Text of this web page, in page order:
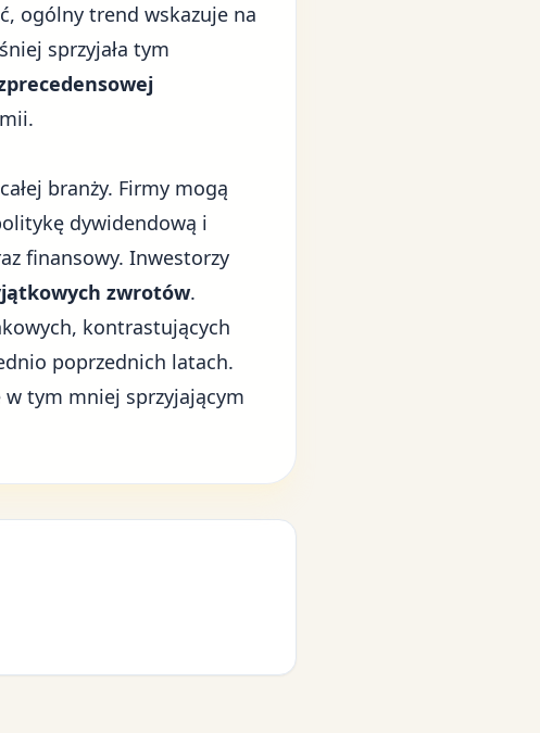
ogólny trend wskazuje na
sprzyjała tym
branży. Firmy mogą
dywidendową i
finansowy. Inwestorzy
zwrotów.
kontrastujących
poprzednich latach.
w tym mniej sprzyjającym